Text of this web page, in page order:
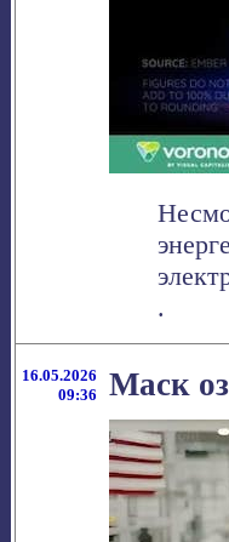
.
16.05.2026
09:36
Маск